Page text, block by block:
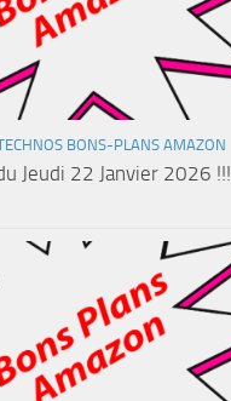
BONS-PLANS AMAZON
Jeudi 22 Janvier 2026 !!!